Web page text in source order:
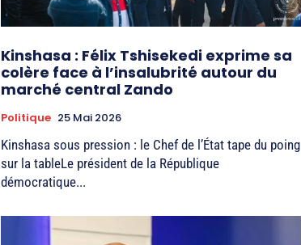
Kinshasa : Félix Tshisekedi exprime sa
colère face à l’insalubrité autour du
marché central Zando
Politique 25 Mai 2026
Kinshasa sous pression : le Chef de l’État tape du poing
sur la tableLe président de la République
démocratique...